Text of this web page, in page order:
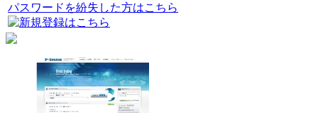
パスワードを紛失した方はこちら